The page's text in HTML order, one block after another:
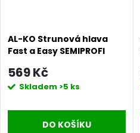
AL-KO Strunová hlava
Fast a Easy SEMIPROFI
569 Kč
Skladem >5 ks
DO KOŠÍKU